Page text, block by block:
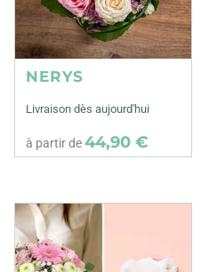
NERYS
Livraison dès aujourd'hui
à partir de44,90 €